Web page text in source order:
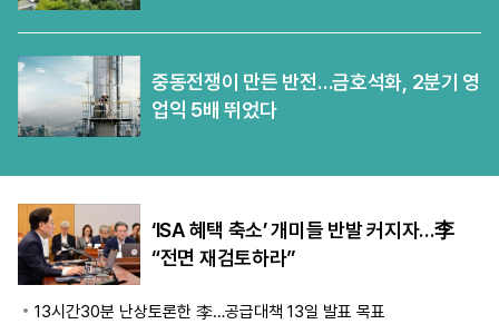
중동전쟁이 만든 반전…금호석화, 2분기 영
업익 5배 뛰었다
‘ISA 혜택 축소’ 개미들 반발 커지자…李
“전면 재검토하라”
13시간30분 난상토론한 李…공급대책 13일 발표 목표